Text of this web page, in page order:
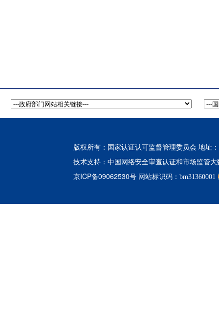
版权所有：国家认证认可监督管理委员会 地址
技术支持： 中国网络安全审查认证和市场监管
京ICP备09062530号 网站标识码：bm31360001